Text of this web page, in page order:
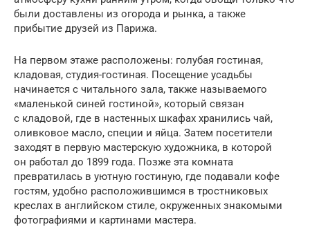
были доставлены из огорода и рынка, а также
прибытие друзей из Парижа.
На первом этаже расположены: голубая гостиная,
кладовая, студия-гостиная. Посещение усадьбы
начинается с читального зала, также называемого
«маленькой синей гостиной», который связан
с кладовой, где в настенных шкафах хранились чай,
оливковое масло, специи и яйца. Затем посетители
заходят в первую мастерскую художника, в которой
он работал до 1899 года. Позже эта комната
превратилась в уютную гостиную, где подавали кофе
гостям, удобно расположившимся в тростниковых
креслах в английском стиле, окруженных знакомыми
фотографиями и картинами мастера.